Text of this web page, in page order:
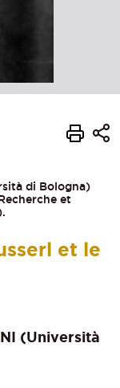
di Bologna)
et
et le
(Università